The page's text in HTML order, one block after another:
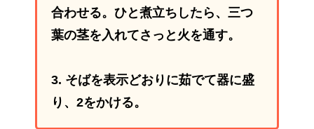
合わせる。 ひと煮立ちしたら、三つ
葉の茎を入れてさっと火を通す。
3. そばを表示どおりに茹でて器に盛
り、2をかける。